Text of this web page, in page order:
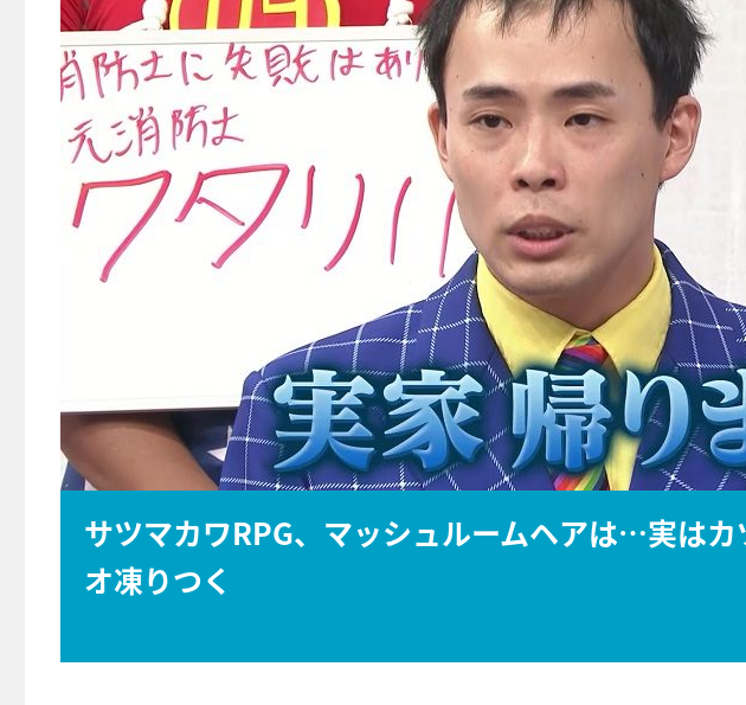
サツマカワRPG、マッシュルームヘアは…実は
オ凍りつく